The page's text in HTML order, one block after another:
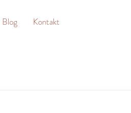
Blog Kontakt